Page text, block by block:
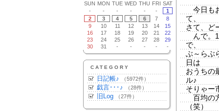
SUN MON TUE WED THU FRI SAT
-
- - - - -
1
2
3 4 5 6 7
8
9
10 11 12 13 14
15
16
17 18 19 20 21
22
23
24 25 26 27 28
29
30
31 - - - - -
CATEGORY
日記帳♪ （5972件）
戯言･･･♪ （28件）
旧Log （27件）
今日も
て、
さて、ど
んで。
で、
ぶ～らぶ
日は
おうちの
ル♪
そりゃー
百均の
（笑）